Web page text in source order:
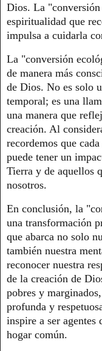
Dios. La
espiritualidad que
impulsa a cuidarla
La "conversión
de manera más
de Dios. No es solo
temporal; es una
una manera que
creación. Al
recordemos que
puede tener un
Tierra y de aquellos
nosotros.
En conclusión, la
una transformación
que abarca no solo
también nuestra
reconocer nuestra
de la creación de
pobres y
profunda y
inspire a ser agentes
hogar común.